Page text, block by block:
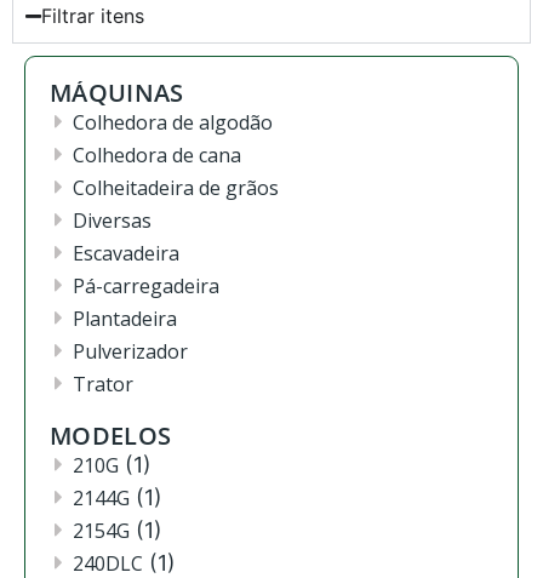
Filtrar itens
MÁQUINAS
Colhedora de algodão
Colhedora de cana
Colheitadeira de grãos
Diversas
Escavadeira
Pá-carregadeira
Plantadeira
Pulverizador
Trator
MODELOS
210G (1)
2144G (1)
2154G (1)
240DLC (1)